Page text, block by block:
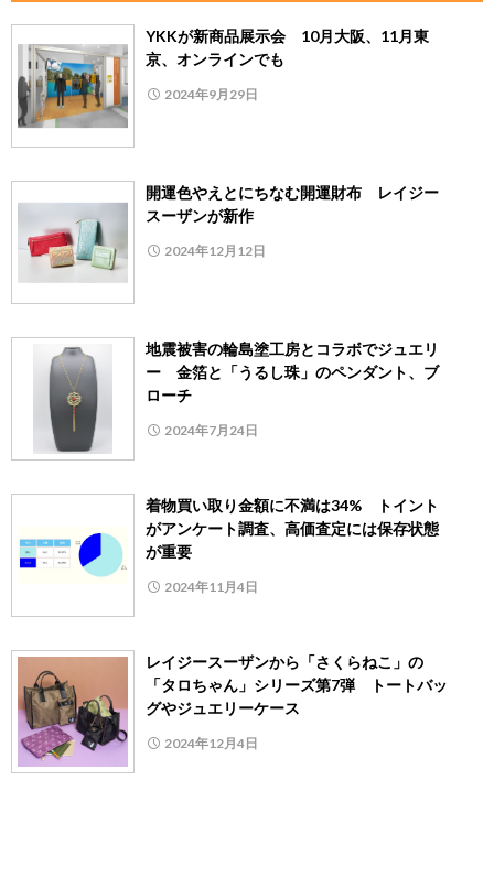
YKKが新商品展示会 10月大阪、11月東
京、オンラインでも
2024年9月29日
開運色やえとにちなむ開運財布 レイジー
スーザンが新作
2024年12月12日
地震被害の輪島塗工房とコラボでジュエリ
ー 金箔と「うるし珠」のペンダント、ブ
ローチ
2024年7月24日
着物買い取り金額に不満は34% トイント
がアンケート調査、高価査定には保存状態
が重要
2024年11月4日
レイジースーザンから「さくらねこ」の
「タロちゃん」シリーズ第7弾 トートバッ
グやジュエリーケース
2024年12月4日